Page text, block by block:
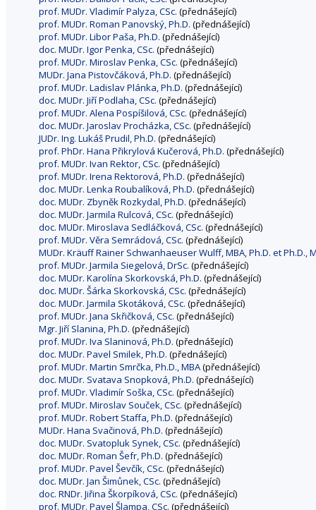
prof. MUDr. Vladimír Palyza, CSc. (přednášející)
prof. MUDr. Roman Panovský, Ph.D. (přednášející)
prof. MUDr. Libor Paša, Ph.D. (přednášející)
doc. MUDr. Igor Penka, CSc. (přednášející)
prof. MUDr. Miroslav Penka, CSc. (přednášející)
MUDr. Jana Pistovčáková, Ph.D. (přednášející)
prof. MUDr. Ladislav Plánka, Ph.D. (přednášející)
doc. MUDr. Jiří Podlaha, CSc. (přednášející)
prof. MUDr. Alena Pospíšilová, CSc. (přednášející)
doc. MUDr. Jaroslav Procházka, CSc. (přednášející)
JUDr. Ing. Lukáš Prudil, Ph.D. (přednášející)
prof. PhDr. Hana Přikrylová Kučerová, Ph.D. (přednášející)
prof. MUDr. Ivan Rektor, CSc. (přednášející)
prof. MUDr. Irena Rektorová, Ph.D. (přednášející)
doc. MUDr. Lenka Roubalíková, Ph.D. (přednášející)
doc. MUDr. Zbyněk Rozkydal, Ph.D. (přednášející)
doc. MUDr. Jarmila Rulcová, CSc. (přednášející)
doc. MUDr. Miroslava Sedláčková, CSc. (přednášející)
prof. MUDr. Věra Semrádová, CSc. (přednášející)
MUDr. Kräuff Rainer Schwanhaeuser Wulff, MBA, Ph.D. et Ph.D.,
prof. MUDr. Jarmila Siegelová, DrSc. (přednášející)
doc. MUDr. Karolína Skorkovská, Ph.D. (přednášející)
doc. MUDr. Šárka Skorkovská, CSc. (přednášející)
doc. MUDr. Jarmila Skotáková, CSc. (přednášející)
prof. MUDr. Jana Skřičková, CSc. (přednášející)
Mgr. Jiří Slanina, Ph.D. (přednášející)
prof. MUDr. Iva Slaninová, Ph.D. (přednášející)
doc. MUDr. Pavel Smilek, Ph.D. (přednášející)
prof. MUDr. Martin Smrčka, Ph.D., MBA(přednášející)
doc. MUDr. Svatava Snopková, Ph.D. (přednášející)
prof. MUDr. Vladimír Soška, CSc. (přednášející)
prof. MUDr. Miroslav Souček, CSc. (přednášející)
prof. MUDr. Robert Staffa, Ph.D. (přednášející)
MUDr. Hana Svačinová, Ph.D. (přednášející)
doc. MUDr. Svatopluk Synek, CSc. (přednášející)
doc. MUDr. Roman Šefr, Ph.D. (přednášející)
prof. MUDr. Pavel Ševčík, CSc. (přednášející)
doc. MUDr. Jan Šimůnek, CSc. (přednášející)
doc. RNDr. Jiřina Škorpíková, CSc. (přednášející)
prof. MUDr. Pavel Šlampa, CSc. (přednášející)